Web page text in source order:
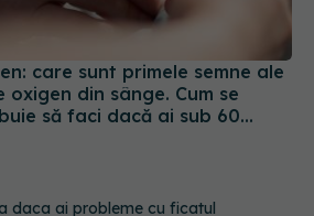
care sunt primele semne ale
oxigen din sânge. Cum se
să faci dacă ai sub 60